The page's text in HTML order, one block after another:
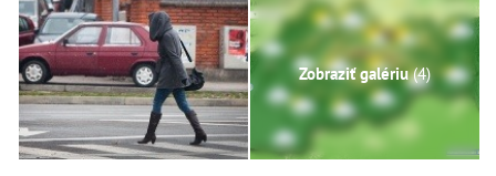
Zobraziť galériu(4)